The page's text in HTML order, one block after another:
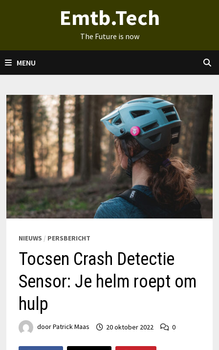
Emtb.Tech
The Future is now
MENU
NIEUWS / PERSBERICHT
Tocsen Crash Detectie
Sensor: Je helm roept om
hulp
doorPatrick Maas 20 oktober 2022 0